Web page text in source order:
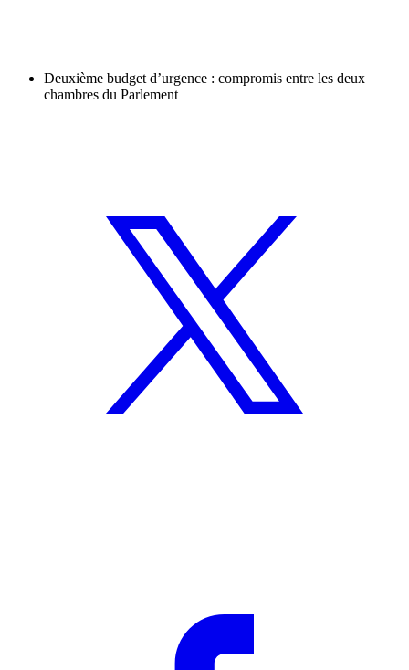
Deuxième budget d’urgence : compromis entre les deux
chambres du Parlement